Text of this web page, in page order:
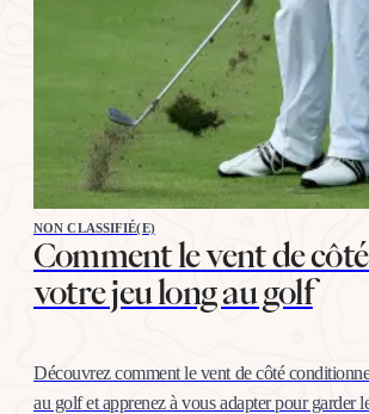
NON CLASSIFIÉ(E)
Comment le vent de
votre jeu long au golf
Découvrez comment le vent de côté
au golf et apprenez à vous adapter pour garder